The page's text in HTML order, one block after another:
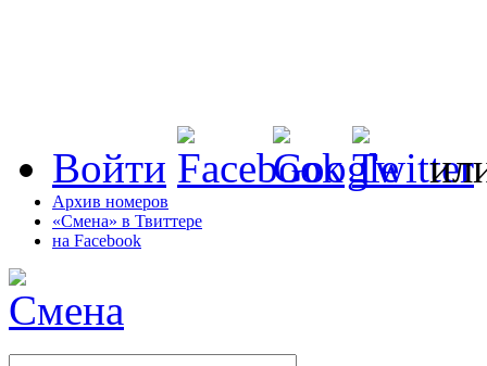
Войти
Архив номеров
«Смена» в Твиттере
на Facebook